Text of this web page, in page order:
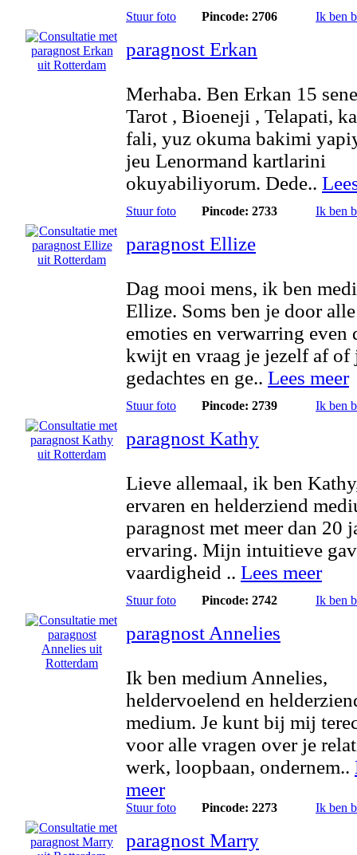
Stuur foto Pincode: 2706 Ik ben
paragnost Erkan
Merhaba. Ben Erkan 15
Tarot , Bioeneji , Telapati,
fali, yuz okuma bakimi
jeu Lenormand kartlarini
okuyabiliyorum. Dede..
Stuur foto Pincode: 2733 Ik ben
paragnost Ellize
Dag mooi mens, ik ben
Ellize. Soms ben je door alle
emoties en verwarring even
kwijt en vraag je jezelf af of
gedachtes en ge.. Lees meer
Stuur foto Pincode: 2739 Ik ben
paragnost Kathy
Lieve allemaal, ik ben
ervaren en helderziend
paragnost met meer dan 20
ervaring. Mijn intuitieve
vaardigheid .. Lees meer
Stuur foto Pincode: 2742 Ik ben
paragnost Annelies
Ik ben medium Annelies,
heldervoelend en
medium. Je kunt bij mij
voor alle vragen over je
werk, loopbaan, ondernem..
meer
Stuur foto Pincode: 2273 Ik ben
paragnost Marry